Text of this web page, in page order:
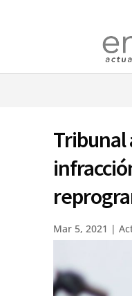
Tribunal
Mar 5, 2021 |